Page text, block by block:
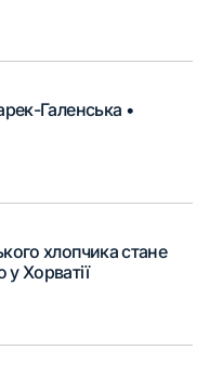
Галенська •
хлопчика стане
Хорватії